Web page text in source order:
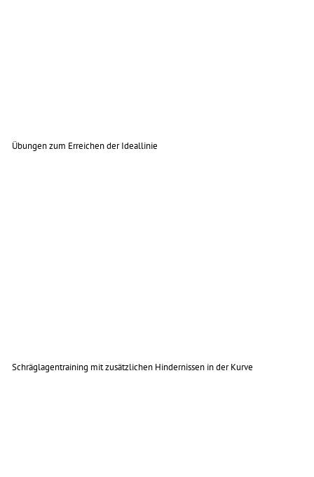
Übungen zum Erreichen der Ideallinie
Schräglagentraining mit zusätzlichen Hindernissen in der Kurve